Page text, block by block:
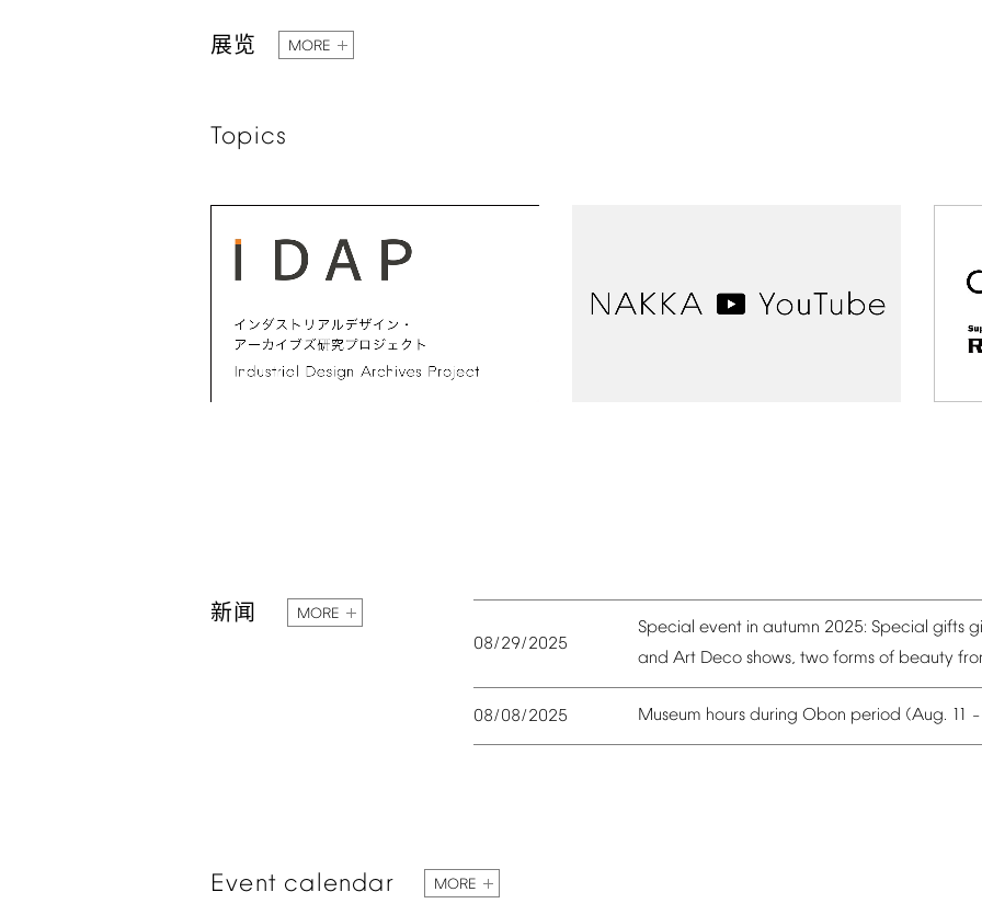
展览 MORE
Topics
新闻 MORE
08/29/2025
Special event in autumn 2025: Special gifts
and Art Deco shows, two forms of beauty
08/08/2025 Museum hours during Obon period (Aug. 11
Event calendar MORE